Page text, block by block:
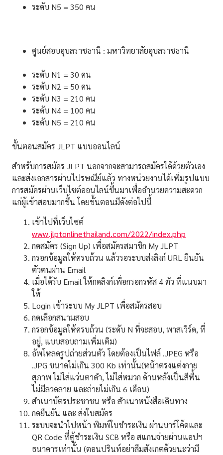
ระดับ N5 = 350 คน
ศูนย์สอบอุบลราชธานี : มหาวิทยาลัยอุบลราชธานี
ระดับ N1 = 30 คน
ระดับ N2 = 50 คน
ระดับ N3 = 210 คน
ระดับ N4 = 100 คน
ระดับ N5 = 210 คน
ขั้นตอนสมัคร JLPT แบบออนไลน์
สำหรับการสมัคร JLPT นอกจากจะสามารถสมัครได้ด้วยตัวเอง
และส่งเอกสารผ่านไปรษณีย์แล้ว ทางหน่วยงานได้เพิ่มรูปแบบ
การสมัครผ่านเว็บไซต์ออนไลน์ขึ้นมาเพื่ออำนวยความสะดวก
แก่ผู้เข้าสอบมากขึ้น โดยขั้นตอนมีดังต่อไปนี้
เข้าไปที่เว็บไซต์
www.jlptonlinethailand.com/2022/index.php
กดสมัคร (Sign Up) เพื่อสมัครสมาชิก My JLPT
กรอกข้อมูลให้ครบถ้วน แล้วรอระบบส่งลิงก์ URL ยืนยัน
ตัวตนผ่าน Email
เมื่อได้รับ Email ให้กดลิงก์เพื่อกรอกรหัส 4 ตัว ที่แนบมา
ให้
Login เข้าระบบ My JLPT เพื่อสมัครสอบ
กดเลือกสนามสอบ
กรอกข้อมูลให้ครบถ้วน (ระดับ N ที่จะสอบ, พาสเวิร์ด, ที่
อยู่, แบบสอบถามเพิ่มเติม)
อัพโหลดรูปถ่ายส่วนตัว โดยต้องเป็นไฟล์ .JPEG หรือ
.JPG ขนาดไม่เกิน 300 Kb เท่านั้น(หน้าตรงแต่งกาย
สุภาพ ไม่ใส่แว่นตาดำ, ไม่ใส่หมวก ด้านหลังเป็นสีพื้น
ไม่มีลวดลาย และถ่ายไม่เกิน 6 เดือน)
สำเนาบัตรประชาชน หรือ สำเนาหนังสือเดินทาง
กดยืนยัน และ ส่งใบสมัคร
ระบบจะนำไปหน้า พิมพ์ใบชำระเงิน ผ่านบาร์โค้ดและ
QR Code ที่ตู้ชำระเงิน SCB หรือ สแกนจ่ายผ่านแอปฯ
ธนาคารเท่านั้น (ตอนปรินท์อย่าลืมสังเกตด้วยนะว่ามี